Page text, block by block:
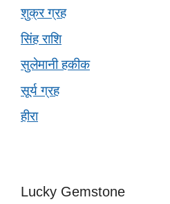
शुक्र ग्रह
सिंह राशि
सुलेमानी हकीक
सूर्य ग्रह
हीरा
Lucky Gemstone